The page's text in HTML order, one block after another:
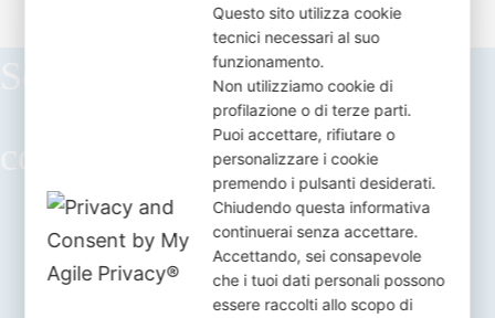
Scegli il tuo futuro
con ITS Academy TAGSS
+39 079 243456
Questo sito utilizza cookie
tecnici necessari al suo
funzionamento.
Non utilizziamo cookie di
profilazione o di terze parti.
Puoi accettare, rifiutare o
personalizzare i cookie
premendo i pulsanti desiderati.
Chiudendo questa informativa
continuerai senza accettare.
Accettando, sei consapevole
che i tuoi dati personali possono
essere raccolti allo scopo di